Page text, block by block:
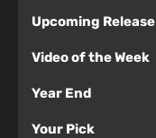
Upcoming Release
Video of the Week
Year End
Your Pick